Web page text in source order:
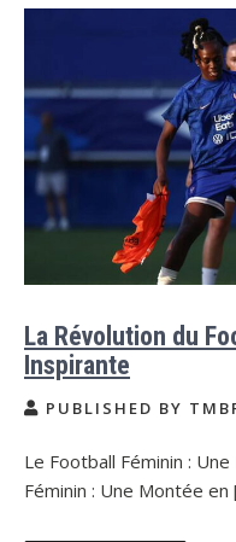
La Révolution du
Inspirante
PUBLISHED BY
Le Football Féminin :
Féminin : Une Montée